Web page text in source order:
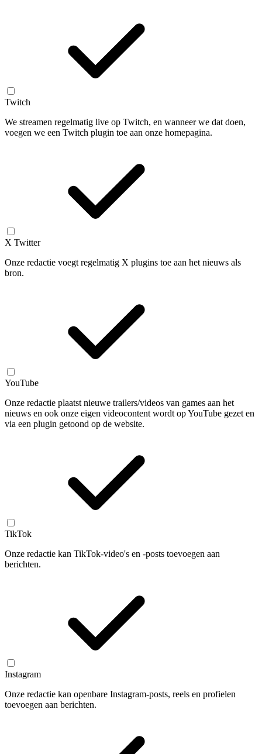
Twitch
We streamen regelmatig live op Twitch, en wanneer we dat doen,
voegen we een Twitch plugin toe aan onze homepagina.
X Twitter
Onze redactie voegt regelmatig X plugins toe aan het nieuws als
bron.
YouTube
Onze redactie plaatst nieuwe trailers/videos van games aan het
nieuws en ook onze eigen videocontent wordt op YouTube gezet en
via een plugin getoond op de website.
TikTok
Onze redactie kan TikTok-video's en -posts toevoegen aan
berichten.
Instagram
Onze redactie kan openbare Instagram-posts, reels en profielen
toevoegen aan berichten.